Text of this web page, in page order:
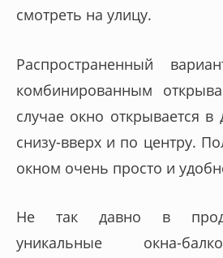
смотреть на улицу.
Распространенный
комбинированным
случае окно открывается в
снизу-вверх и по центру.
окном очень просто и
Не так давно в
уникальные окна-